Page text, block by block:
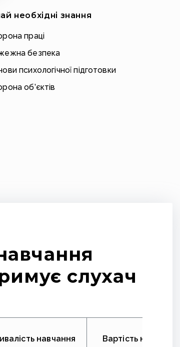
необхідні знання
праці
безпека
психологічної підготовки
об’єктів
слухач
навчання Вартість навчання